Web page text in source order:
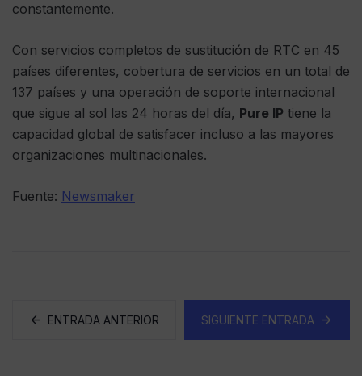
constantemente.
Con servicios completos de sustitución de RTC en 45
países diferentes, cobertura de servicios en un total de
137 países y una operación de soporte internacional
que sigue al sol las 24 horas del día, Pure IP tiene la
capacidad global de satisfacer incluso a las mayores
organizaciones multinacionales.
Fuente: Newsmaker
ENTRADA ANTERIOR SIGUIENTE ENTRADA